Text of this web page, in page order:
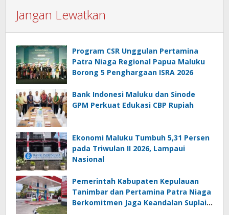
Jangan Lewatkan
Program CSR Unggulan Pertamina
Patra Niaga Regional Papua Maluku
Borong 5 Penghargaan ISRA 2026
Bank Indonesi Maluku dan Sinode
GPM Perkuat Edukasi CBP Rupiah
Ekonomi Maluku Tumbuh 5,31 Persen
pada Triwulan II 2026, Lampaui
Nasional
Pemerintah Kabupaten Kepulauan
Tanimbar dan Pertamina Patra Niaga
Berkomitmen Jaga Keandalan Suplai